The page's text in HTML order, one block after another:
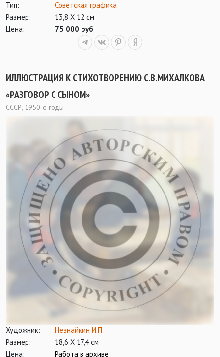
Тип:
Советская графика
Размер:
13,8 Х 12 см
Цена:
75 000 руб
ИЛЛЮСТРАЦИЯ К СТИХОТВОРЕНИЮ С.В.МИХАЛКОВА
«РАЗГОВОР С СЫНОМ»
СССР, 1950-е годы
Художник:
Незнайкин И.П
Размер:
18,6 Х 17,4 см
Цена:
Работа в архиве